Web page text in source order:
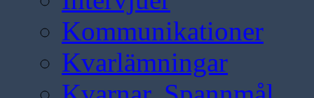
Kommunikationer
Kvarlämningar